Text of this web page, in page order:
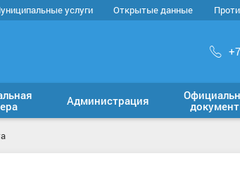
услуги Открытые данные
Администрация